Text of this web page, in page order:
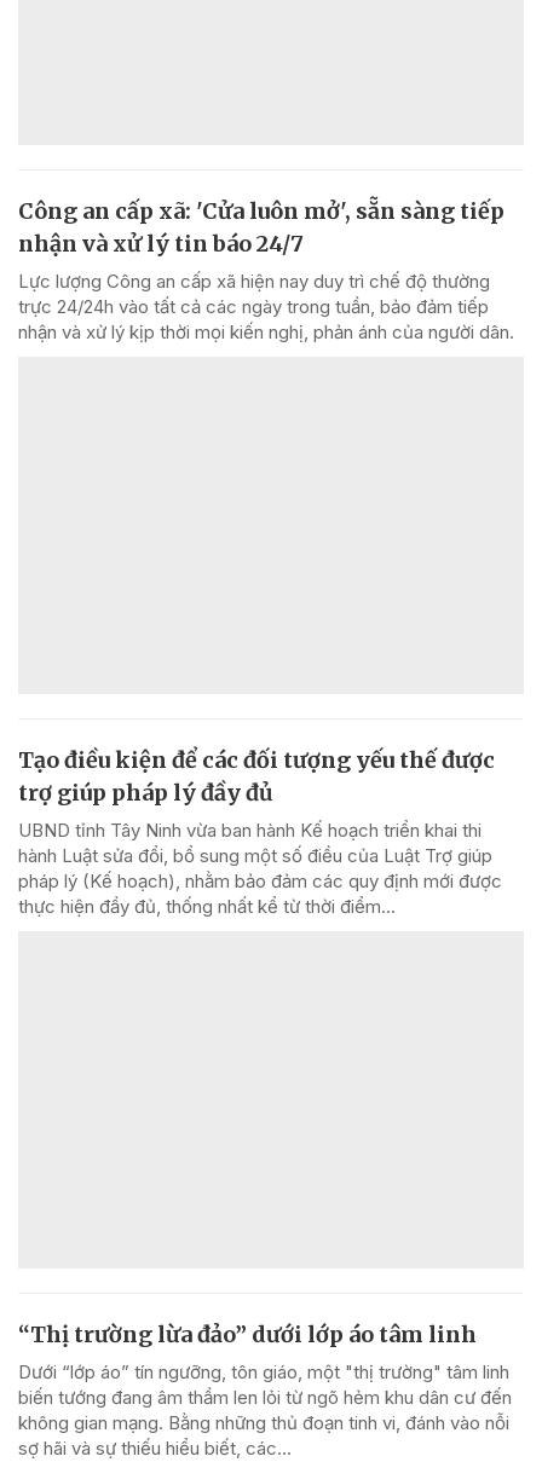
Công an cấp xã: 'Cửa luôn mở', sẵn sàng tiếp
nhận và xử lý tin báo 24/7
Lực lượng Công an cấp xã hiện nay duy trì chế độ thường
trực 24/24h vào tất cả các ngày trong tuần, bảo đảm tiếp
nhận và xử lý kịp thời mọi kiến nghị, phản ánh của người dân.
Tạo điều kiện để các đối tượng yếu thế được
trợ giúp pháp lý đầy đủ
UBND tỉnh Tây Ninh vừa ban hành Kế hoạch triển khai thi
hành Luật sửa đổi, bổ sung một số điều của Luật Trợ giúp
pháp lý (Kế hoạch), nhằm bảo đảm các quy định mới được
thực hiện đầy đủ, thống nhất kể từ thời điểm...
“Thị trường lừa đảo” dưới lớp áo tâm linh
Dưới “lớp áo” tín ngưỡng, tôn giáo, một "thị trường" tâm linh
biến tướng đang âm thầm len lỏi từ ngõ hẻm khu dân cư đến
không gian mạng. Bằng những thủ đoạn tinh vi, đánh vào nỗi
sợ hãi và sự thiếu hiểu biết, các...